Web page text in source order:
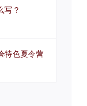
写？
特色夏令营